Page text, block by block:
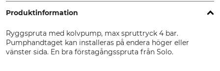
Produktinformation
Ryggspruta med kolvpump, max spruttryck 4 bar.
Pumphandtaget kan installeras på endera höger eller
vänster sida. En bra förstagångsspruta från Solo.